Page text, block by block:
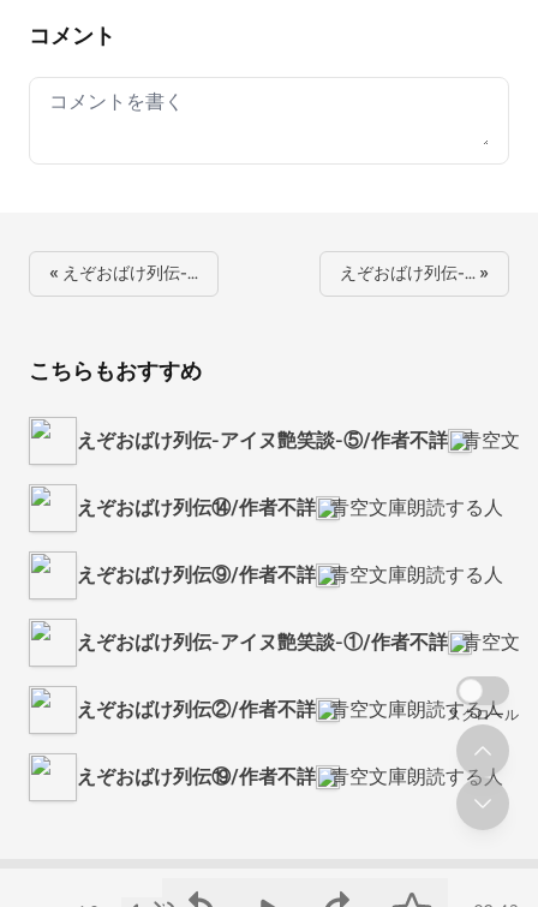
コメント
Your comment
« えぞおばけ列伝-… えぞおばけ列伝-… »
こちらもおすすめ
えぞおばけ列伝-アイヌ艶笑談-⑤/作者不詳 青空文
えぞおばけ列伝⑭/作者不詳 青空文庫朗読する人
えぞおばけ列伝⑨/作者不詳 青空文庫朗読する人
えぞおばけ列伝-アイヌ艶笑談-①/作者不詳 青空文
えぞおばけ列伝②/作者不詳 青空文庫朗読する人
えぞおばけ列伝⑲/作者不詳 青空文庫朗読する人
スクロール